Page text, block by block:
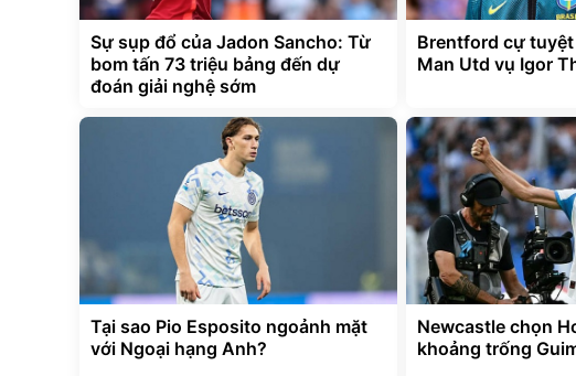
Sự sụp đổ của Jadon Sancho: Từ
bom tấn 73 triệu bảng đến dự
đoán giải nghệ sớm
Brentford cự
Man Utd vụ Igor
Tại sao Pio Esposito ngoảnh mặt
với Ngoại hạng Anh?
Newcastle chọn
khoảng trống